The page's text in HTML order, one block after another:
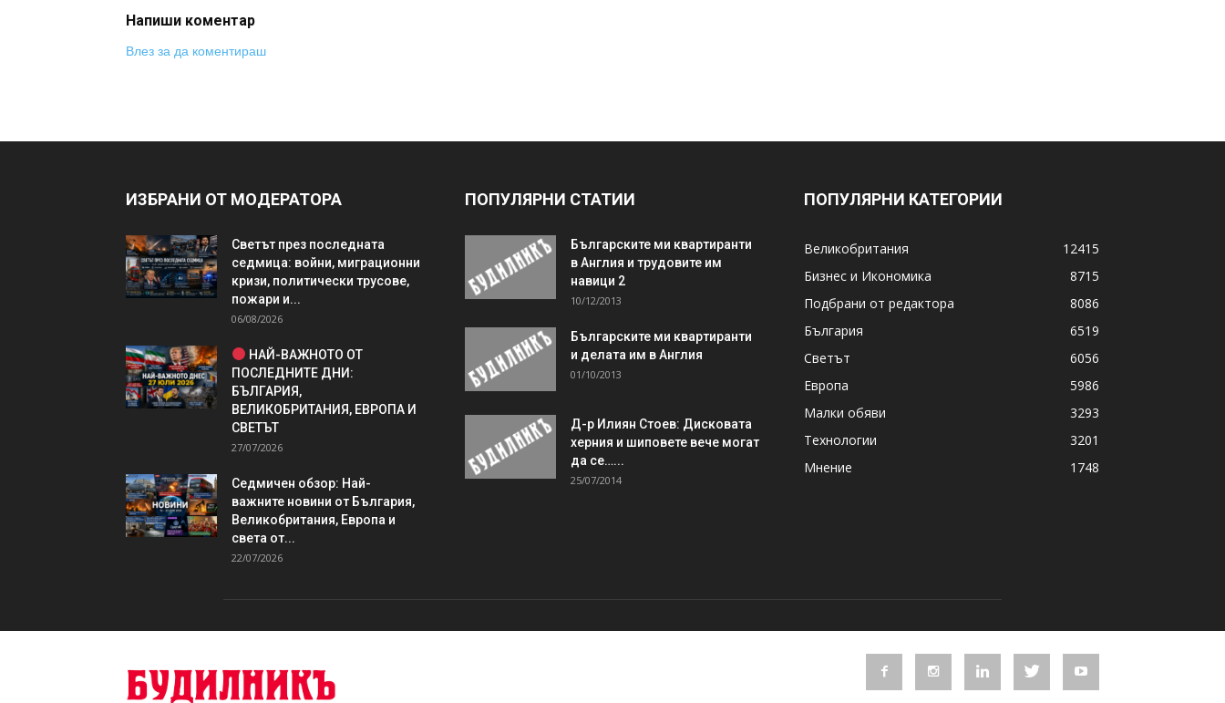
Напиши коментар
Влез за да коментираш
ИЗБРАНИ ОТ МОДЕРАТОРА
Светът през последната
седмица: войни, миграционни
кризи, политически трусове,
пожари и...
06/08/2026
НАЙ-ВАЖНОТО ОТ
ПОСЛЕДНИТЕ ДНИ:
БЪЛГАРИЯ,
ВЕЛИКОБРИТАНИЯ, ЕВРОПА И
СВЕТЪТ
27/07/2026
Седмичен обзор: Най-
важните новини от България,
Великобритания, Европа и
света от...
22/07/2026
ПОПУЛЯРНИ СТАТИИ
Българските ми квартиранти
в Англия и трудовите им
навици 2
10/12/2013
Българските ми квартиранти
и делата им в Англия
01/10/2013
Д-р Илиян Стоев: Дисковата
херния и шиповете вече могат
да се…...
25/07/2014
ПОПУЛЯРНИ КАТЕГОРИИ
Великобритания
12415
Бизнес и Икономика
8715
Подбрани от редактора
8086
България
6519
Светът
6056
Европа
5986
Малки обяви
3293
Технологии
3201
Мнение
1748